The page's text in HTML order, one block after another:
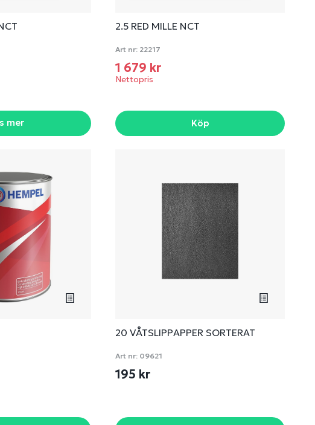
mer
2.5 RED MILLE NCT
Art nr: 22217
1 679 kr
Nettopris
Köp
20 VÅTSLIPPAPPER SORTERAT
Art nr: 09621
195 kr